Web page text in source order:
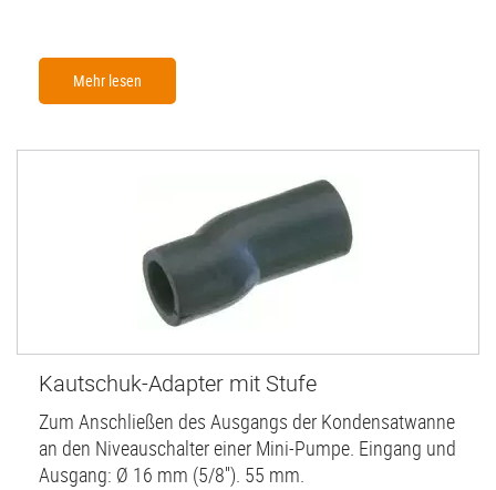
Mehr lesen
Kautschuk-Adapter mit Stufe
Zum Anschließen des Ausgangs der Kondensatwanne
an den Niveauschalter einer Mini-Pumpe. Eingang und
Ausgang: Ø 16 mm (5/8''). 55 mm.